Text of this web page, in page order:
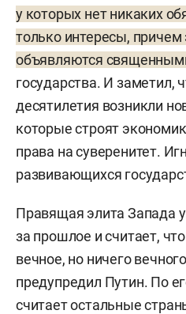
у которых нет никаких
только интересы, причем
объявляются
государства. И заметил,
десятилетия возникли
которые строят
права на суверенитет.
развивающихся
Правящая элита Запада
за прошлое и считает,
вечное, но ничего
предупредил Путин. По
считает остальные